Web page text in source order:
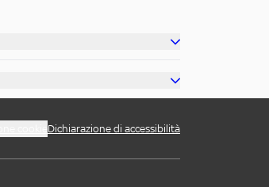
Dichiarazione di accessibilità